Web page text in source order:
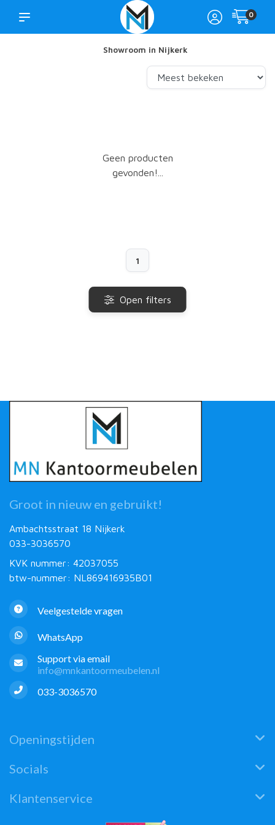
0
Showroom in Nijkerk
Geen producten
gevonden!...
1
Open filters
Groot in nieuw en gebruikt!
Ambachtsstraat 18 Nijkerk
033-3036570
KVK nummer: 42037055
btw-nummer: NL869416935B01
Veelgestelde vragen
WhatsApp
Support via email
info@mnkantoormeubelen.nl
033-3036570
Openingstijden
Socials
Klantenservice